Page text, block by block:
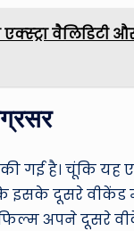
वैलिडिटी
गई है। चूंकि यह
इसके दूसरे
अपने दूसरे